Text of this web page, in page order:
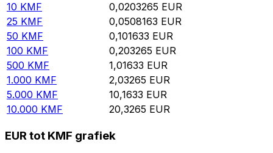
10 KMF 0,0203265 EUR
25 KMF 0,0508163 EUR
50 KMF 0,101633 EUR
100 KMF 0,203265 EUR
500 KMF 1,01633 EUR
1.000 KMF 2,03265 EUR
5.000 KMF 10,1633 EUR
10.000 KMF 20,3265 EUR
EUR tot KMF grafiek